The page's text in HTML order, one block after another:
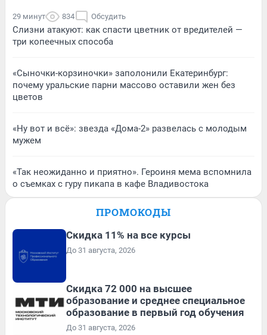
29 минут 834 Обсудить
Слизни атакуют: как спасти цветник от вредителей —
три копеечных способа
«Сыночки-корзиночки» заполонили Екатеринбург:
почему уральские парни массово оставили жен без
цветов
«Ну вот и всё»: звезда «Дома-2» развелась с молодым
мужем
«Так неожиданно и приятно». Героиня мема вспомнила
о съемках с гуру пикапа в кафе Владивостока
ПРОМОКОДЫ
Скидка 11% на все курсы
До 31 августа, 2026
Скидка 72 000 на высшее
образование и среднее специальное
образование в первый год обучения
До 31 августа, 2026